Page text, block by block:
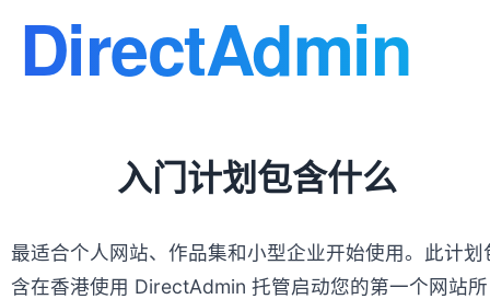
入门计划包含什么
最适合个人网站、作品集和小型企业开始使用。此计划
含在香港使用 DirectAdmin 托管启动您的第一个网站所